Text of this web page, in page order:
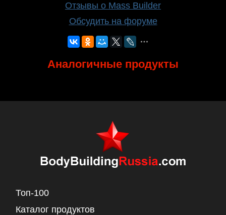
Отзывы о Mass Builder
Обсудить на форуме
Аналогичные продукты
Топ-100
Каталог продуктов